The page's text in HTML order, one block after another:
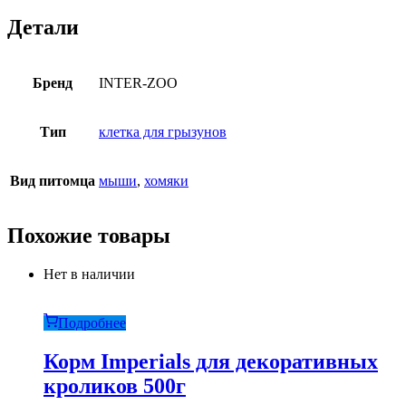
Детали
Бренд INTER-ZOO
Тип клетка для грызунов
Вид питомца мыши, хомяки
Похожие товары
Нет в наличии
Подробнее
Корм Imperials для декоративных
кроликов 500г